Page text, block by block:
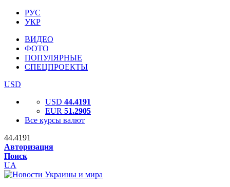
РУС
УКР
ВИДЕО
ФОТО
ПОПУЛЯРНЫЕ
СПЕЦПРОЕКТЫ
USD
USD 44.4191
EUR 51.2905
Все курсы валют
44.4191
Авторизация
Поиск
UA